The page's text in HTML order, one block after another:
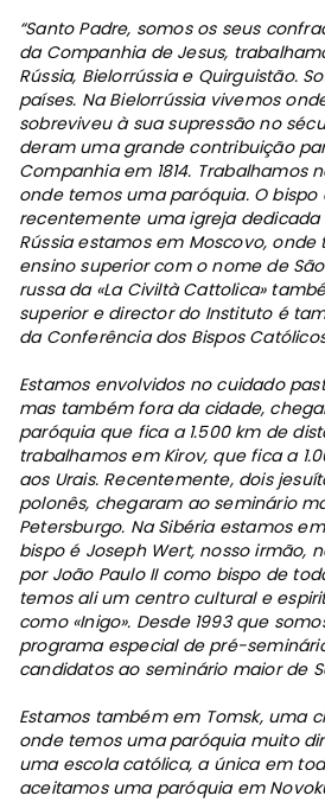
“Santo Padre, somos os seus
da Companhia de Jesus,
Rússia, Bielorrússia e Quirguistão.
países. Na Bielorrússia vivemos
sobreviveu à sua supressão no
deram uma grande contribuição
Companhia em 1814. Trabalhamos
onde temos uma paróquia. O bispo
recentemente uma igreja dedicada
Rússia estamos em Moscovo,
ensino superior com o nome de
russa da «La Civiltà Cattolica»
superior e director do Instituto é
da Conferência dos Bispos
Estamos envolvidos no cuidado
mas também fora da cidade,
paróquia que fica a 1.500 km de
trabalhamos em Kirov, que fica a
aos Urais. Recentemente, dois
polonês, chegaram ao seminário
Petersburgo. Na Sibéria estamos
bispo é Joseph Wert, nosso irmão,
por João Paulo II como bispo de
temos ali um centro cultural e
como «Inigo». Desde 1993 que
programa especial de pré-
candidatos ao seminário maior de
Estamos também em Tomsk, uma
onde temos uma paróquia muito
uma escola católica, a única em
aceitamos uma paróquia em